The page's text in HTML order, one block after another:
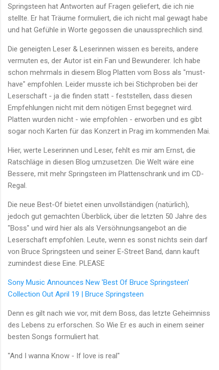
Springsteen hat Antworten auf Fragen geliefert, die ich nie
stellte. Er hat Träume formuliert, die ich nicht mal gewagt habe
und hat Gefühle in Worte gegossen die unaussprechlich sind.
Die geneigten Leser & Leserinnen wissen es bereits, andere
vermuten es, der Autor ist ein Fan und Bewunderer. Ich habe
schon mehrmals in diesem Blog Platten vom Boss als "must-
have" empfohlen. Leider musste ich bei Stichproben bei der
Leserschaft - ja die finden statt - feststellen, dass diesen
Empfehlungen nicht mit dem nötigen Ernst begegnet wird.
Platten wurden nicht - wie empfohlen - erworben und es gibt
sogar noch Karten für das Konzert in Prag im kommenden Mai.
Hier, werte Leserinnen und Leser, fehlt es mir am Ernst, die
Ratschläge in diesen Blog umzusetzen. Die Welt wäre eine
Bessere, mit mehr Springsteen im Plattenschrank und im CD-
Regal.
Die neue Best-Of bietet einen unvollständigen (natürlich),
jedoch gut gemachten Überblick, über die letzten 50 Jahre des
"Boss" und wird hier als als Versöhnungsangebot an die
Leserschaft empfohlen. Leute, wenn es sonst nichts sein darf
von Bruce Springsteen und seiner E-Street Band, dann kauft
zumindest diese Eine. PLEASE
Sony Music Announces New 'Best Of Bruce Springsteen'
Collection Out April 19 | Bruce Springsteen
Denn es gilt nach wie vor, mit dem Boss, das letzte Geheimniss
des Lebens zu erforschen. So Wie Er es auch in einem seiner
besten Songs formuliert hat.
"And I wanna Know - If love is real"